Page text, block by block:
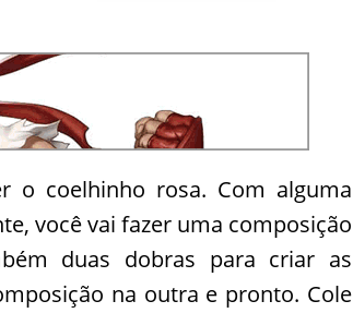
o coelhinho rosa. Com alguma
você vai fazer uma composição
duas dobras para criar as
na outra e pronto. Cole